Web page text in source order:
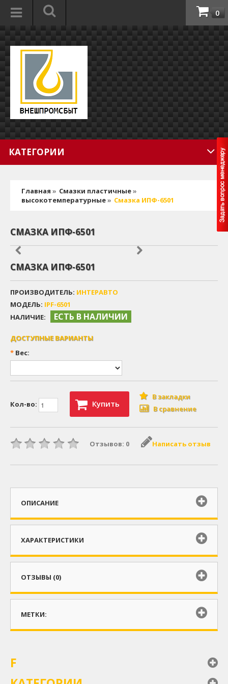
0
КАТЕГОРИИ
Главная » Смазки пластичные»
высокотемпературные» Смазка ИПФ-6501
СМАЗКА ИПФ-6501
СМАЗКА ИПФ-6501
ПРОИЗВОДИТЕЛЬ: ИНТЕРАВТО
МОДЕЛЬ: IPF-6501
НАЛИЧИЕ:
ЕСТЬ В НАЛИЧИИ
ДОСТУПНЫЕ ВАРИАНТЫ
* Вес:
Кол-во: Купить
В закладки
В сравнение
Отзывов: 0 Написать отзыв
ОПИСАНИЕ
ХАРАКТЕРИСТИКИ
ОТЗЫВЫ (0)
МЕТКИ:
F